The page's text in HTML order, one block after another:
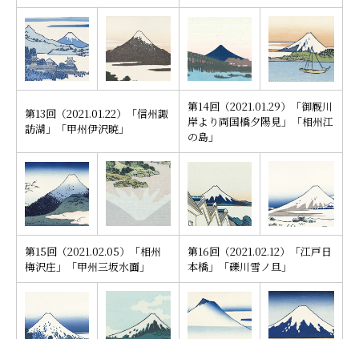
第13回（2021.01.22）「信州諏
訪湖」「甲州伊沢暁」
第14回（2021.01.29）「御厩川
岸より両国橋夕陽見」「相州江
の島」
第15回（2021.02.05）「相州
梅沢庄」「甲州三坂水面」
第16回（2021.02.12）「江戸日
本橋」「礫川雪ノ旦」